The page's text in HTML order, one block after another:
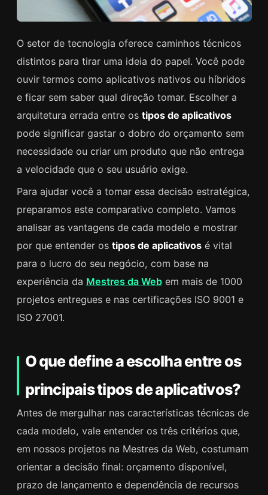
O setor de tecnologia oferece caminhos técnicos
distintos para tirar uma ideia do papel. Você pode
ouvir termos como aplicativos nativos ou híbridos
e ficar sem saber qual direção tomar. Escolher a
arquitetura errada entre os tipos de aplicativos
pode significar gastar o dobro do orçamento sem
necessidade ou criar um produto que não entrega
a velocidade que o seu usuário exige.
Para ajudar você a tomar essa decisão estratégica,
preparamos este comparativo completo. Vamos
analisar as vantagens de cada modelo e mostrar
por que entender os tipos de aplicativosé vital
para o lucro do seu negócio, com base na
experiência da Mestres da Webem mais de 1000
projetos entregues e nas certificações ISO 9001 e
ISO 27001.
O que define a escolha entre os
principais tipos de aplicativos?
Antes de mergulhar nas características técnicas de
cada modelo, vale entender os três critérios que,
em nossos projetos na Mestres da Web, costumam
orientar a decisão final: orçamento disponível,
prazo de lançamento e dependência de recursos